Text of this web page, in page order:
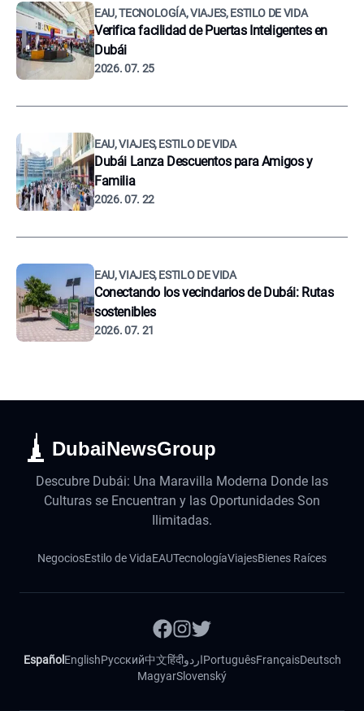
EAU, TECNOLOGÍA, VIAJES, ESTILO DE VIDA
Verifica facilidad de Puertas Inteligentes en
Dubái
2026. 07. 25
EAU, VIAJES, ESTILO DE VIDA
Dubái Lanza Descuentos para Amigos y
Familia
2026. 07. 22
EAU, VIAJES, ESTILO DE VIDA
Conectando los vecindarios de Dubái: Rutas
sostenibles
2026. 07. 21
DubaiNewsGroup
Descubre Dubái: Una Maravilla Moderna Donde las
Culturas se Encuentran y las Oportunidades Son
Ilimitadas.
NegociosEstilo de VidaEAUTecnologíaViajesBienes Raíces
Español EnglishРусский中文हिंदीاردوPortuguêsFrançaisDeutsch
MagyarSlovenský